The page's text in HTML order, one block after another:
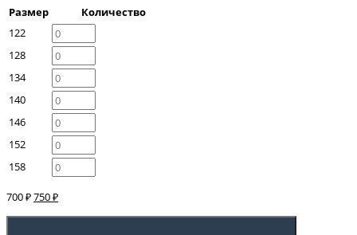
Размер
Количество
122
128
134
140
146
152
158
700 ₽750 ₽